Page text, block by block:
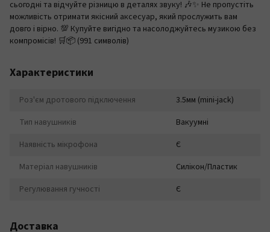
сьогодні та відчуйте різницю в деталях звуку! 🎶✨ Не пропустіть
можливість отримати якісний аксесуар, який прослужить вам
довго і вірно. 💯 Купуйте вигідно та насолоджуйтесь музикою без
компромісів! 🛒📦 (991 символів)
Характеристики
Роз'єм дротового підключення
3.5мм (mini-jack)
Тип навушників
Вакуумні
Наявність мікрофона
Є
Матеріал навушників
Силікон/Пластик
Регулювання гучності
Є
Доставка